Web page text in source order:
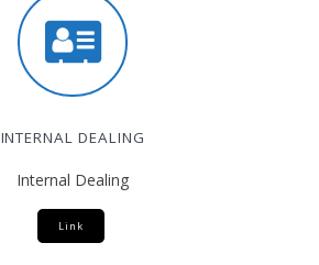
INTERNAL DEALING
Internal Dealing
Link